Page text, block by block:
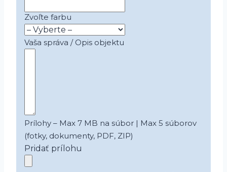
Zvoľte farbu
Vaša správa / Opis objektu
Prílohy – Max 7 MB na súbor | Max 5 súborov
(fotky, dokumenty, PDF, ZIP)
Pridať prílohu